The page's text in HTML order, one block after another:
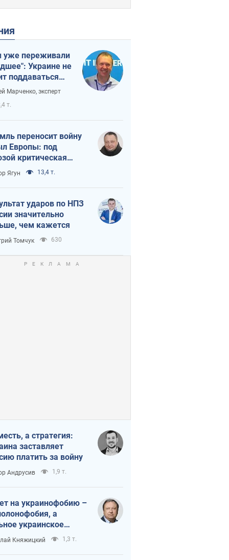
переживали
Украине не
поддаваться
из-за
Марченко, эксперт
т.
переносит войну
Европы: под
критическая
Ягун 13,4 т.
ударов по НПЗ
значительно
чем кажется
Томчук 630
а стратегия:
заставляет
платить за войну
Андрусив 1,9 т.
на украинофобию –
а
украинское
Княжицкий 1,3 т.